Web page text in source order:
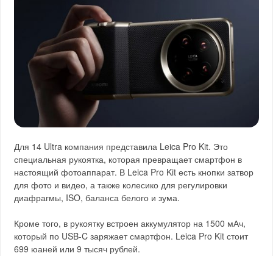
Для 14 Ultra компания представила Leica Pro Kit. Это
специальная рукоятка, которая превращает смартфон в
настоящий фотоаппарат. В Leica Pro Kit есть кнопки затвор
для фото и видео, а также колесико для регулировки
диафрагмы, ISO, баланса белого и зума.
Кроме того, в рукоятку встроен аккумулятор на 1500 мАч,
который по USB-C заряжает смартфон. Leica Pro Kit стоит
699 юаней или 9 тысяч рублей.